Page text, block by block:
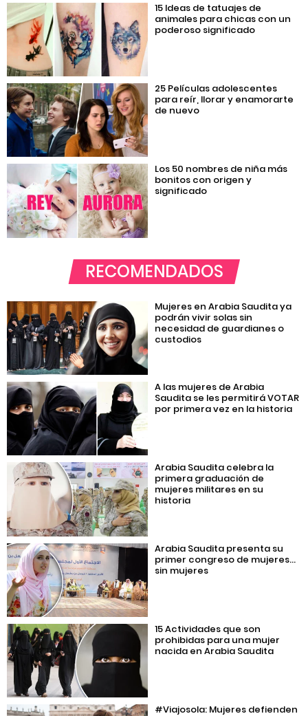
15 Ideas de tatuajes de
animales para chicas con un
poderoso significado
25 Películas adolescentes
para reír, llorar y enamorarte
de nuevo
Los 50 nombres de niña más
bonitos con origen y
significado
RECOMENDADOS
Mujeres en Arabia Saudita ya
podrán vivir solas sin
necesidad de guardianes o
custodios
A las mujeres de Arabia
Saudita se les permitirá VOTAR
por primera vez en la historia
Arabia Saudita celebra la
primera graduación de
mujeres militares en su
historia
Arabia Saudita presenta su
primer congreso de mujeres…
sin mujeres
15 Actividades que son
prohibidas para una mujer
nacida en Arabia Saudita
#Viajosola: Mujeres defienden